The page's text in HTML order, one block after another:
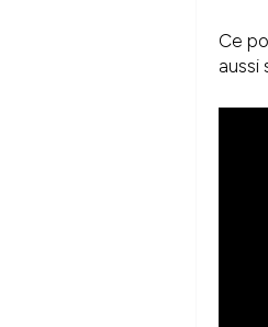
Ce
aussi